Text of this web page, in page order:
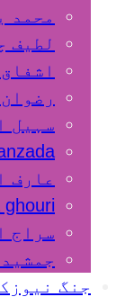
محمد
لطیف
سہیل
عارف
ghouri
سراج
جنگ